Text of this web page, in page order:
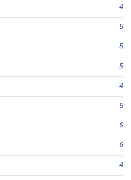
4
5
5
5
4
5
6
6
4